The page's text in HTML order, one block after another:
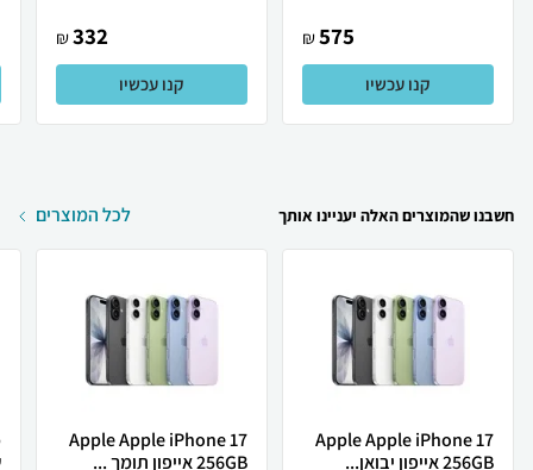
575
₪
קנו עכשיו
332
₪
קנו עכשיו
חשבנו שהמוצרים האלה יעניינו אותך לכל המוצרים
Apple Apple iPhone 17
256GB אייפון יבואן...
Apple Apple iPhone 17
256GB אייפון תומך ...